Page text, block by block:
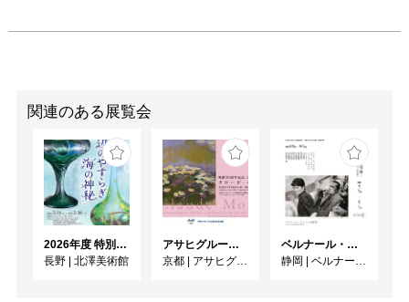
関連のある展覧会
2026年度 特別展「ガレとドーム、アール･ヌーヴォーのガラス 水辺のやすらぎ、海の神秘」
長野 | 北澤美術館
アサヒグループ大山崎山荘美術館 開館30周年記念展「没後100年 クロード・モネ」
京都 | アサヒグループ大山崎山荘美術館
ベルナール・ビュフェと写真 ーカメラがとらえたビュフェとその時代、そして21 世紀へ
静岡 | ベルナール・ビュフェ美術館